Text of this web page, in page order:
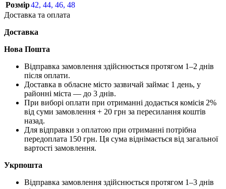
Розмір42, 44, 46, 48
Доставка та оплата
Доставка
Нова Пошта
Відправка замовлення здійснюється протягом 1–2 днів
після оплати.
Доставка в обласне місто зазвичай займає 1 день, у
районні міста — до 3 днів.
При виборі оплати при отриманні додається комісія 2%
від суми замовлення + 20 грн за пересилання коштів
назад.
Для відправки з оплатою при отриманні потрібна
передоплата 150 грн. Ця сума віднімається від загальної
вартості замовлення.
Укрпошта
Відправка замовлення здійснюється протягом 1–3 днів